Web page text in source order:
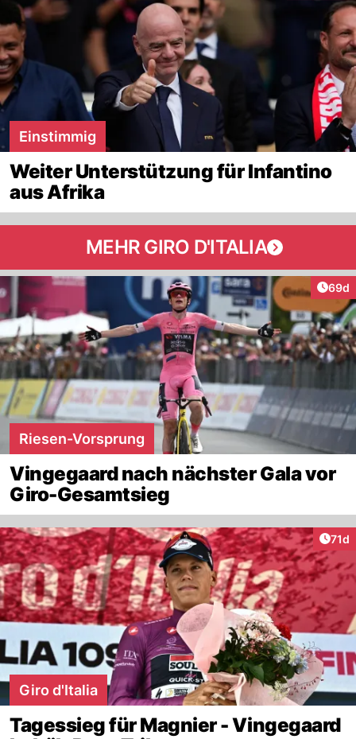
Einstimmig
Weiter Unterstützung für Infantino
aus Afrika
MEHR GIRO D'ITALIA
69d
Riesen-Vorsprung
Vingegaard nach nächster Gala vor
Giro-Gesamtsieg
71d
Giro d'Italia
Tagessieg für Magnier - Vingegaard